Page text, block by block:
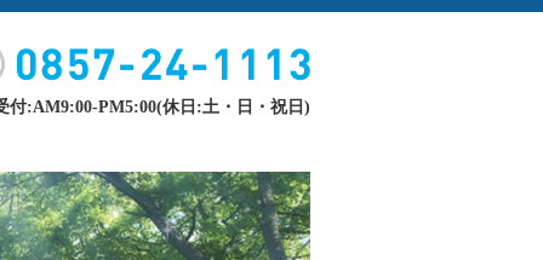
付:AM9:00-PM5:00(休日:土・日・祝日)